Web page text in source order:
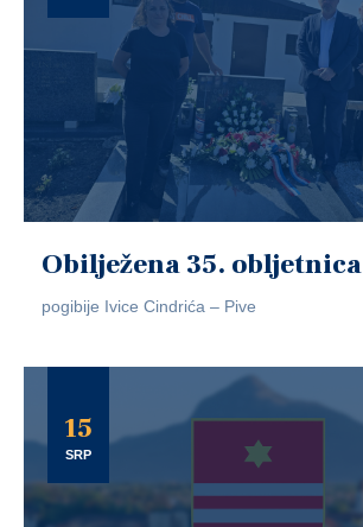
Obilježena 35. obljetnica
pogibije Ivice Cindrića – Pive
15
SRP